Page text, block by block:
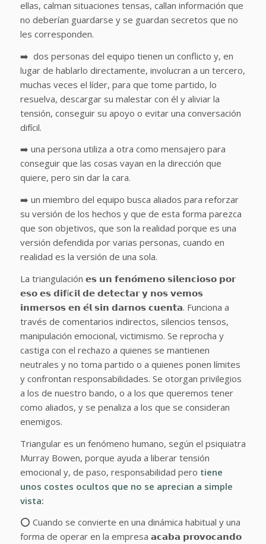
ellas, calman situaciones tensas, callan información que
no deberían guardarse y se guardan secretos que no
les corresponden.
➡️ dos personas del equipo tienen un conflicto y, en
lugar de hablarlo directamente, involucran a un tercero,
muchas veces el líder, para que tome partido, lo
resuelva, descargar su malestar con él y aliviar la
tensión, conseguir su apoyo o evitar una conversación
difícil.
➡️ una persona utiliza a otra como mensajero para
conseguir que las cosas vayan en la dirección que
quiere, pero sin dar la cara.
➡️ un miembro del equipo busca aliados para reforzar
su versión de los hechos y que de esta forma parezca
que son objetivos, que son la realidad porque es una
versión defendida por varias personas, cuando en
realidad es la versión de una sola.
La triangulación 𝗲𝘀 𝘂𝗻 𝗳𝗲𝗻𝗼́𝗺𝗲𝗻𝗼 𝘀𝗶𝗹𝗲𝗻𝗰𝗶𝗼𝘀𝗼 𝗽𝗼𝗿
𝗲𝘀𝗼 𝗲𝘀 𝗱𝗶𝗳í𝗰𝗶𝗹 𝗱𝗲 𝗱𝗲𝘁𝗲𝗰𝘁𝗮𝗿 𝘆 𝗻𝗼𝘀 𝘃𝗲𝗺𝗼𝘀
𝗶𝗻𝗺𝗲𝗿𝘀𝗼𝘀 𝗲𝗻 𝗲́𝗹 𝘀𝗶𝗻 𝗱𝗮𝗿𝗻𝗼𝘀 𝗰𝘂𝗲𝗻𝘁𝗮. Funciona a
través de comentarios indirectos, silencios tensos,
manipulación emocional, victimismo. Se reprocha y
castiga con el rechazo a quienes se mantienen
neutrales y no toma partido o a quienes ponen límites
y confrontan responsabilidades. Se otorgan privilegios
a los de nuestro bando, o a los que queremos tener
como aliados, y se penaliza a los que se consideran
enemigos.
Triangular es un fenómeno humano, según el psiquiatra
Murray Bowen, porque ayuda a liberar tensión
emocional y, de paso, responsabilidad pero tiene
unos costes ocultos que no se aprecian a simple
vista:
⭕ Cuando se convierte en una dinámica habitual y una
forma de operar en la empresa 𝗮𝗰𝗮𝗯𝗮 𝗽𝗿𝗼𝘃𝗼𝗰𝗮𝗻𝗱𝗼